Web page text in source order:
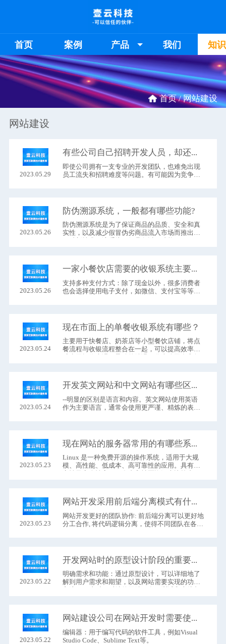
首页 案例 产品 我们 知
首页 /网站建设
网站建设
2023.05.29
即使公司拥有一支专业的开发团队，也难免出现
员工流失和招聘难度等问题。有可能因为竞争对
2023.05.26
防伪溯源系统，一般都有哪些功能?
防伪溯源系统是为了保证商品的品质、安全和真
实性，以及减少假冒伪劣商品流入市场而推出的
2023.05.26
支持多种支付方式：除了现金以外，很多消费者
也会选择使用电子支付，如微信、支付宝等等。
2023.05.24
现在市面上的单餐收银系统有哪些？
主要用于快餐店、奶茶店等小型餐饮店铺，将点
餐流程与收银流程整合在一起，可以提高效率并
2023.05.24
--明显的区别是语言和内容。英文网站使用英语
作为主要语言，通常会使用更严谨、精炼的表达
2023.05.23
Linux 是一种免费开源的操作系统，适用于大规
模、高性能、低成本、高可靠性的应用。具有稳
2023.05.23
网站开发更好的团队协作: 前后端分离可以更好地
分工合作, 将代码逻辑分离，使得不同团队在各自
2023.05.22
明确需求和功能：通过原型设计，可以详细地了
解到用户需求和期望，以及网站需要实现的功能
2023.05.22
编辑器：用于编写代码的软件工具，例如Visual
Studio Code、Sublime Text等。